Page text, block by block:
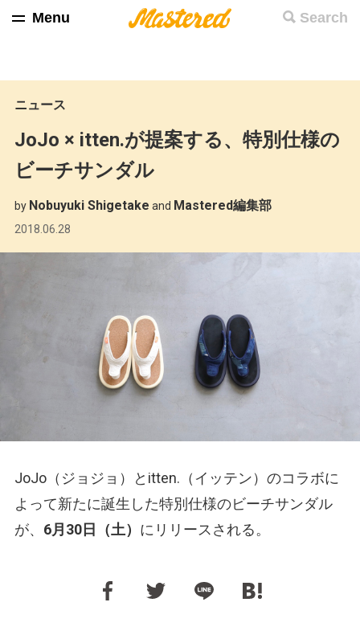
Search
Menu
ニュース
JoJo × itten.が提案する、特別仕様の
ビーチサンダル
by Nobuyuki Shigetake and Mastered編集部
2018.06.28
JoJo（ジョジョ）とitten.（イッテン）のコラボに
よって新たに誕生した特別仕様のビーチサンダル
が、 6月30日（土） にリリースされる。